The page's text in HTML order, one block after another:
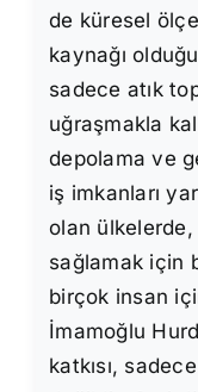
de küresel
kaynağı
sadece atık
uğraşmakla
depolama ve
iş imkanları
olan ülkelerde,
sağlamak için
birçok insan
İmamoğlu
katkısı,